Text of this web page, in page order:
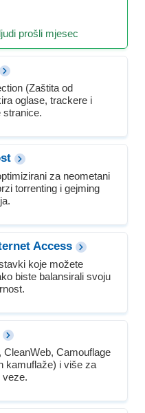
prošli mjesec
(Zaštita od
oglase, trackere i
stranice.
za neometani
torrenting i gejming
Access
koje možete
biste balansirali svoju
CleanWeb, Camouflage
kamuflaže) i više za
veze.